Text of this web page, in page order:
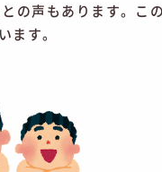
の声もあります。こ
ます。